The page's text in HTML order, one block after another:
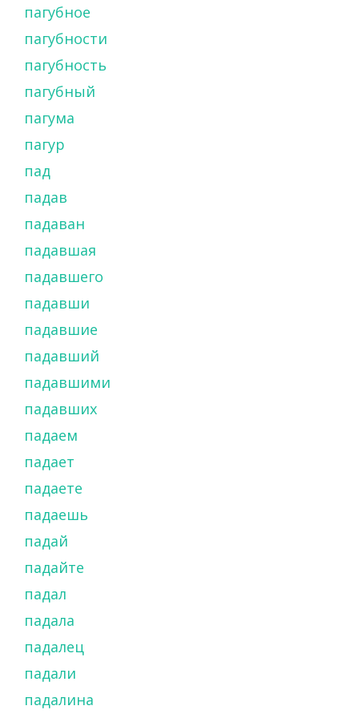
пагубное
пагубности
пагубность
пагубный
пагума
пагур
пад
падав
падаван
падавшая
падавшего
падавши
падавшие
падавший
падавшими
падавших
падаем
падает
падаете
падаешь
падай
падайте
падал
падала
падалец
падали
падалина